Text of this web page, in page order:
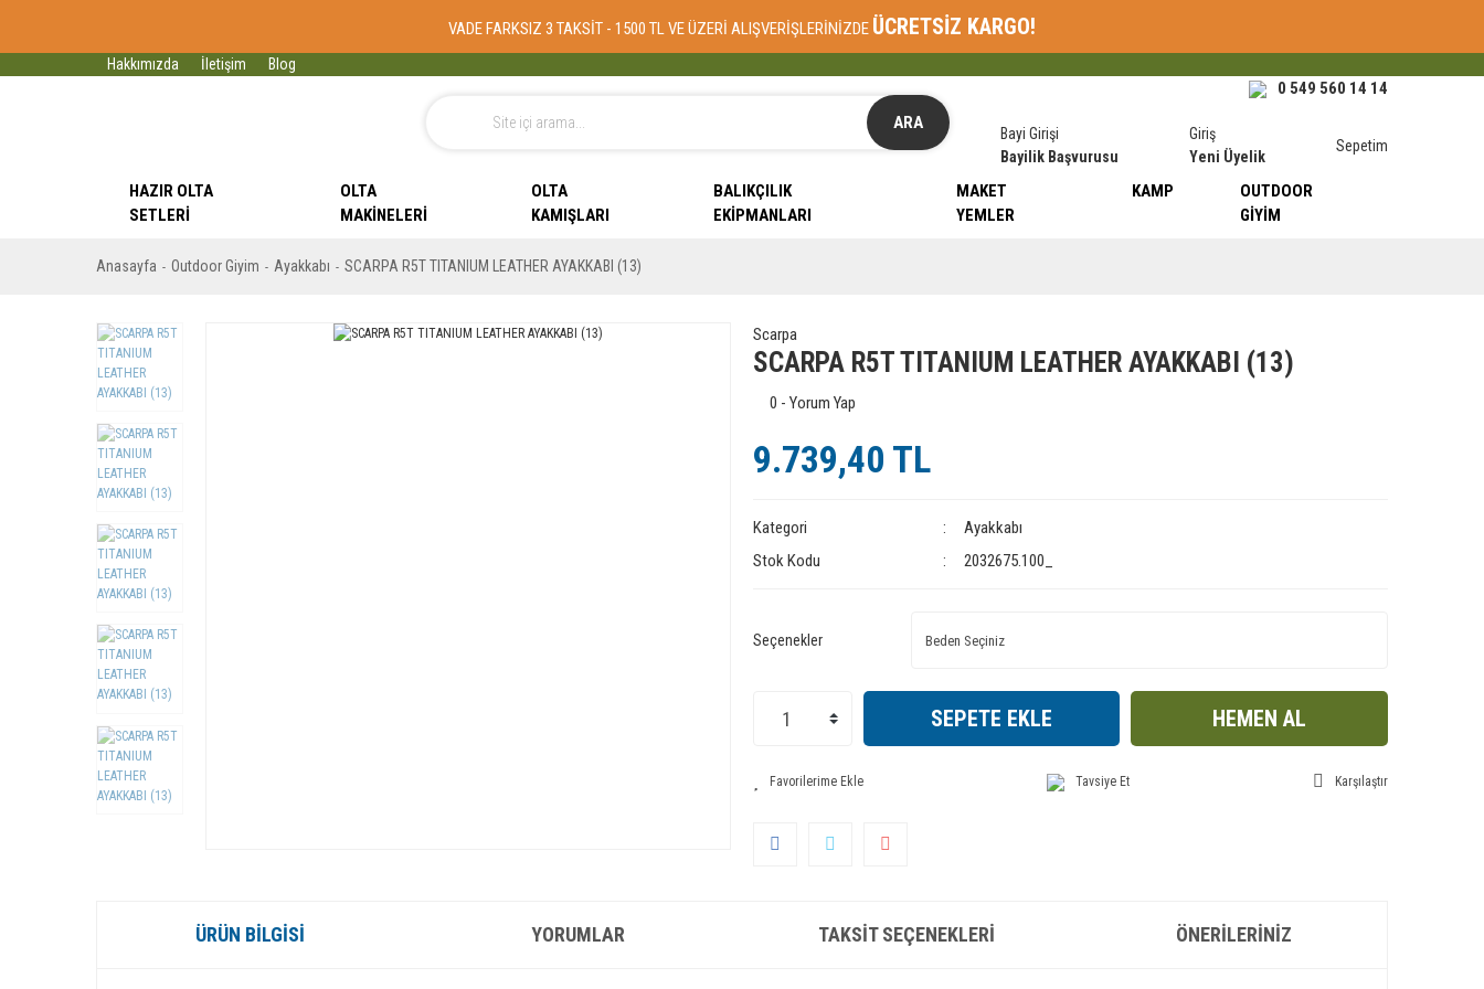
VADE FARKSIZ 3 TAKSİT - 1500 TL VE ÜZERİ ALIŞVERİŞLERİNİZDE ÜCRETSİZ KARGO!
Hakkımızda İletişim Blog
ARA
0 549 560 14 14
Bayi Girişi
Bayilik Başvurusu
Giriş
Yeni Üyelik
Sepetim
HAZIR OLTA
SETLERI
OLTA
MAKINELERI
OLTA
KAMIŞLARI
BALIKÇILIK
EKIPMANLARI
MAKET
YEMLER
KAMP
OUTDOOR
GIYIM
Anasayfa Outdoor Giyim Ayakkabı SCARPA R5T TITANIUM LEATHER AYAKKABI (13)
Scarpa
SCARPA R5T TITANIUM LEATHER AYAKKABI (13)
0 - Yorum Yap
9.739,40 TL
Kategori
Ayakkabı
Stok Kodu
2032675.100_
Seçenekler
SEPETE EKLE HEMEN AL
Tavsiye Et Karşılaştır
ÜRÜN BILGISI YORUMLAR TAKSIT SEÇENEKLERI ÖNERILERINIZ